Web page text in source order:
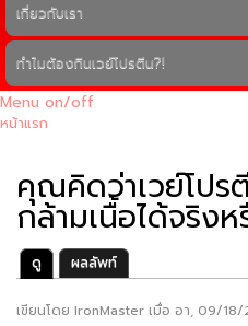
เกี่ยวกับเรา
ทำไมต้องกินเวย์โปรตีน?!
Menu on/off
หน้าแรก
คุณคิดว่าเวย์โปร
กล้ามเนื้อได้จริงห
Primary tabs
ดู (แท็บปัจจุบัน)
ผลลัพท์
เขียนโดย IronMaster เมื่อ อา, 09/